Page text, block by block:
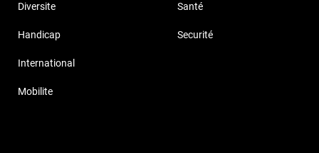
Diversite
Handicap
International
Mobilite
Santé
Securité